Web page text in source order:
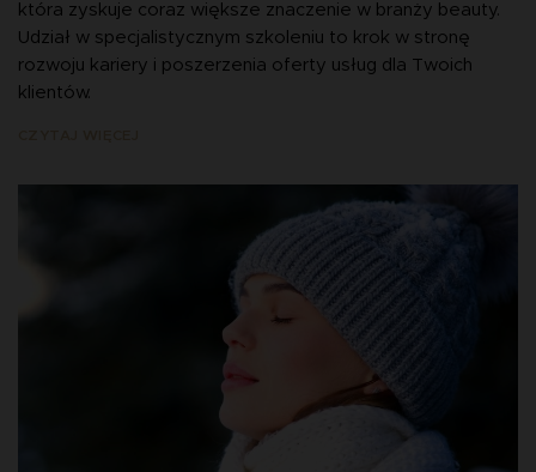
która zyskuje coraz większe znaczenie w branży beauty.
Udział w specjalistycznym szkoleniu to krok w stronę
rozwoju kariery i poszerzenia oferty usług dla Twoich
klientów.